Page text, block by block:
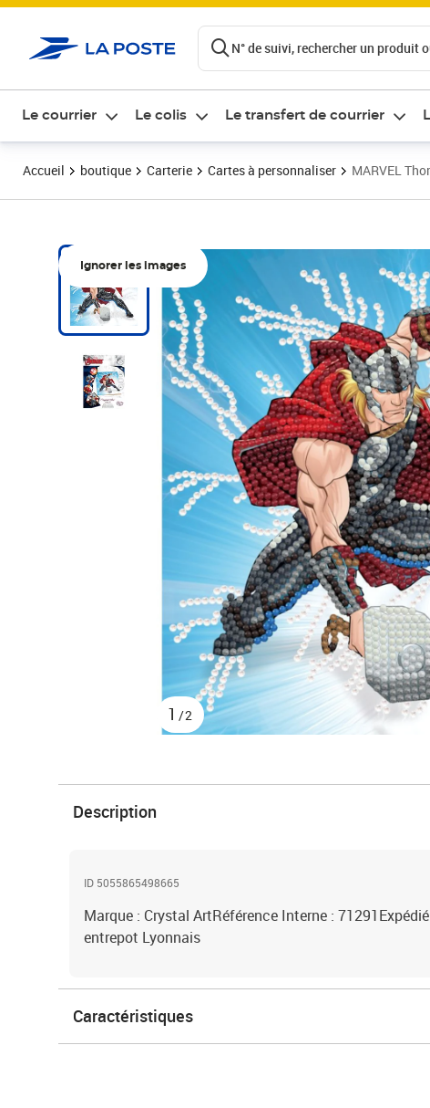
N° de suivi, rechercher un produit
Le courrier Le colis Le transfert de courrier
Accueil boutique Carterie Cartes à personnaliser MARVEL
Ignorer les images
1 /2
Description
ID 5055865498665
Marque : Crystal ArtRéférence Interne :
entrepot Lyonnais
Caractéristiques